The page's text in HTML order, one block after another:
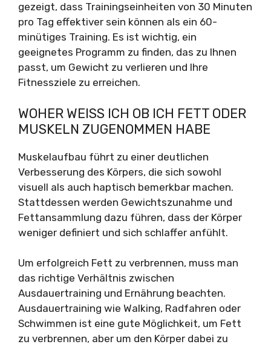
gezeigt, dass Trainingseinheiten von 30 Minuten
pro Tag effektiver sein können als ein 60-
minütiges Training. Es ist wichtig, ein
geeignetes Programm zu finden, das zu Ihnen
passt, um Gewicht zu verlieren und Ihre
Fitnessziele zu erreichen.
WOHER WEISS ICH OB ICH FETT ODER M
USKELN ZUGENOMMEN HABE
Muskelaufbau führt zu einer deutlichen
Verbesserung des Körpers, die sich sowohl
visuell als auch haptisch bemerkbar machen.
Stattdessen werden Gewichtszunahme und
Fettansammlung dazu führen, dass der Körper
weniger definiert und sich schlaffer anfühlt.
Um erfolgreich Fett zu verbrennen, muss man
das richtige Verhältnis zwischen
Ausdauertraining und Ernährung beachten.
Ausdauertraining wie Walking, Radfahren oder
Schwimmen ist eine gute Möglichkeit, um Fett
zu verbrennen, aber um den Körper dabei zu